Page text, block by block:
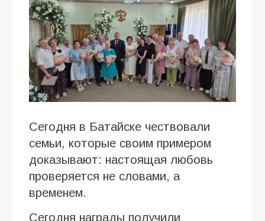
Сегодня в Батайске чествовали
семьи, которые своим примером
доказывают: настоящая любовь
проверяется не словами, а
временем.
Сегодня награды получили